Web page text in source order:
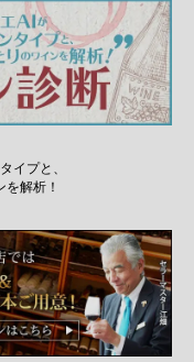
イプと、
解析！